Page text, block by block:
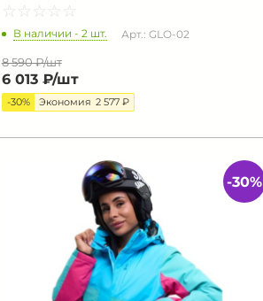
☆ ☆ ☆ ☆ ☆
★ ★ ★ ★ ★
В наличии - 2 шт. Арт.: GLO-02
8 590 ₽/шт
6 013 ₽/шт
-30% Экономия 2 577 ₽
-30%